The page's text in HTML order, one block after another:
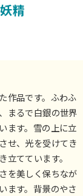
精
作品です。ふわふ
まるで白銀の世界
ます。雪の上に立
せ、光を受けてき
てています。
を美しく保ちなが
ます。背景のやさ